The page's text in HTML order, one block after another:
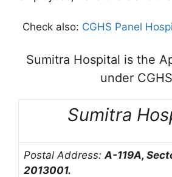
Check also: CGHS Panel
Sumitra Hospital is the
under CGHS
Sumitra
Postal Address: A-119A,
2013001.